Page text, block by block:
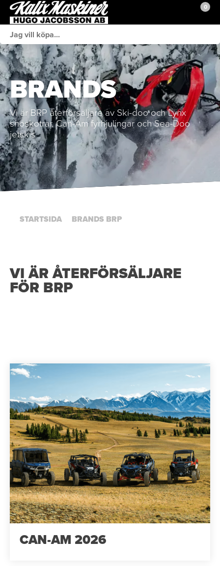
0
Fordon i lager
Brands BRP
Verkstad
Sprängskisser
Butiken
BRANDS
Vi är BRP återförsäljare av Ski-doo och Lynx
snöskotrar, Can-Am fyrhjulingar och Sea-Doo
jetskis
STARTSIDA BRANDS BRP
VI ÄR ÅTERFÖRSÄLJARE
FÖR BRP
CAN-AM 2026